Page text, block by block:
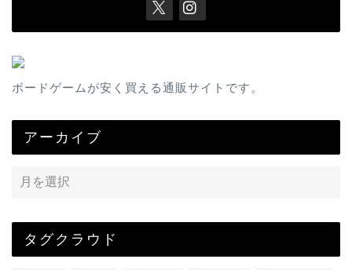
ボードゲームが安く買える通販サイトです。
アーカイブ
タグクラウド